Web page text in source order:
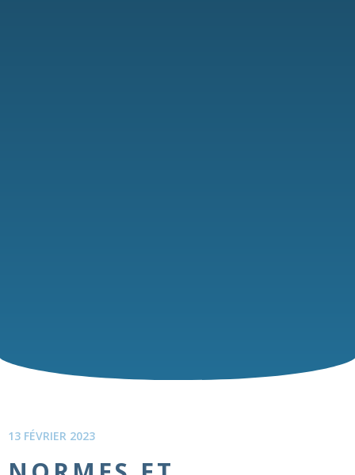
13 FÉVRIER 2023